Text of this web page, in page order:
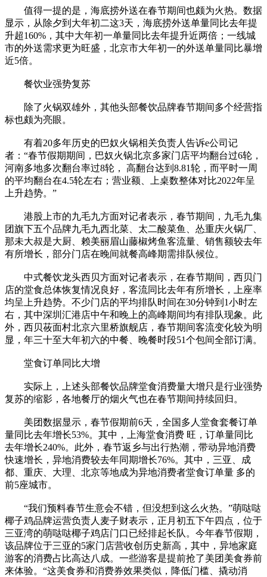
值得一提的是，海底捞外送在春节期间也颇为火热。数据
显示，从除夕到大年初二这3天，海底捞外送单量同比去年提
升超160%，其中大年初一单量同比去年提升近两倍；一线城
市的外送需求更为旺盛，北京市大年初一的外送单量同比暴增
近5倍。
餐饮业强势复苏
除了火锅双雄外，其他头部餐饮品牌春节期间多个经营指
标也颇为亮眼。
有着20多年历史的巴奴火锅相关负责人告诉e公司记
者：“春节假期期间，巴奴火锅北京多家门店平均翻台过6轮，
河南多地多次翻台率过8轮， 高翻台达到8.81轮，而平时一周
的平均翻台在4.5轮左右；营业额、上桌数整体对比2022年呈
上升趋势。”
港股上市的九毛九方面对记者表示，春节期间，九毛九集
团旗下五个品牌九毛九西北菜、太二酸菜鱼、怂重庆火锅厂、
那未大叔是大厨、赖美丽眉山藤椒烤鱼客流量、销售额较去年
有所增长，部分门店在晚间就餐高峰期需排队候位。
中式餐饮龙头西贝方面对记者表示，在春节期间，西贝门
店的堂食总体恢复情况良好，客流同比去年有所增长，上座率
均呈上升趋势。不少门店的平均排队时间在30分钟到1小时左
右，其中深圳汇港店中午和晚上的高峰期间均有排队现象。此
外，西贝莜面村北京六里桥旗舰店，春节期间客流变化较为明
显，年三十至大年初六的中餐、晚餐时段51个包间全部订满。
堂食订单同比大增
实际上，上述头部餐饮品牌堂食消费量大增只是行业强势
复苏的缩影，各地餐厅的烟火气也在春节期间持续回归。
美团数据显示，春节假期前6天，全国多人堂食套餐订单
量同比去年增长53%。其中，上海堂食消费 旺，订单量同比
去年增长240%。此外，春节返乡与出行热潮，带动异地消费
快速增长，异地消费较去年同期增长76%。其中，三亚、成
都、重庆、大理、北京等地成为异地消费者堂食订单量 多的
前5座城市。
“我们预料春节生意会不错，但没想到这么火热。”萌哒哒
椰子鸡品牌运营负责人麦子财表示，正月初五下午四点，位于
三亚湾的萌哒哒椰子鸡店门口已经排起长队。今年春节假期，
该品牌位于三亚的5家门店营收创历史新高，其中，异地家庭
游客的消费占比高达八成。一些游客是提前抢了美团美食券前
来体验。“这美食券和消费券效果类似，降低门槛、撬动消